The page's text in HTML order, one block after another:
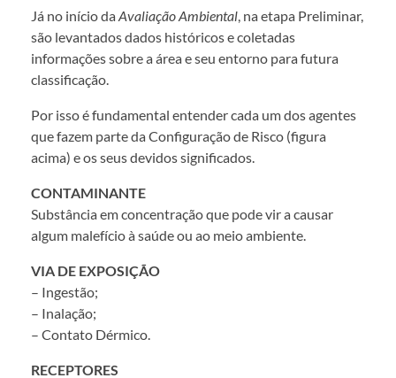
Já no início daAvaliação Ambiental, na etapa Preliminar,
são levantados dados históricos e coletadas
informações sobre a área e seu entorno para futura
classificação.
Por isso é fundamental entender cada um dos agentes
que fazem parte da Configuração de Risco (figura
acima) e os seus devidos significados.
CONTAMINANTE
Substância em concentração que pode vir a causar
algum malefício à saúde ou ao meio ambiente.
VIA DE EXPOSIÇÃO
– Ingestão;
– Inalação;
– Contato Dérmico.
RECEPTORES